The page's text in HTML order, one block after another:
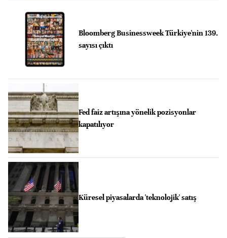
Bloomberg Businessweek Türkiye'nin 139.
sayısı çıktı
Fed faiz artışına yönelik pozisyonlar
kapatılıyor
Küresel piyasalarda 'teknolojik' satış